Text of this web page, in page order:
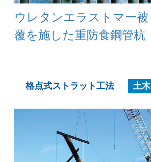
ウレタンエラストマー被
覆を施した重防食鋼管杭
格点式ストラット工法 土木